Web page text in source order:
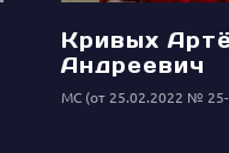
Кривых
Андреевич
МС (от 25.02.2022 № 25-